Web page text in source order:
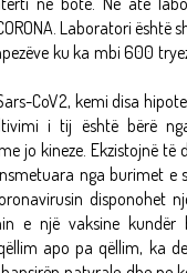
Laboratori është
ku ka mbi 600
CoV2, kemi disa
i tij është bërë
jo kineze. Ekzistojnë të
nga burimet e
disponohet
e një vaksine kundër
apo pa qëllim, ka